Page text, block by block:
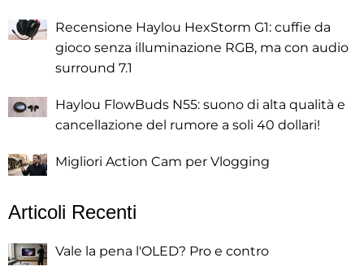
Recensione Haylou HexStorm G1: cuffie da
gioco senza illuminazione RGB, ma con audio
surround 7.1
Haylou FlowBuds N55: suono di alta qualità e
cancellazione del rumore a soli 40 dollari!
Migliori Action Cam per Vlogging
Articoli Recenti
Vale la pena l'OLED? Pro e contro